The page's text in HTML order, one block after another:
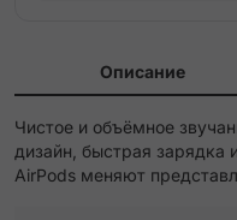
Описание
Чистое и объёмное
дизайн, быстрая
AirPods меняют